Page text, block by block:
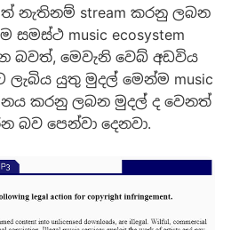
නැතිනම් stream කරනු ලබන
සමස්ථ music ecosystem
බවත්, මෙවැනි වෙබ් අඩවිය
යුතු මුදල් මෙන්ම music
කරනු ලබන මුදල් ද වෙනත්
බව පෙන්වා දෙනවා.